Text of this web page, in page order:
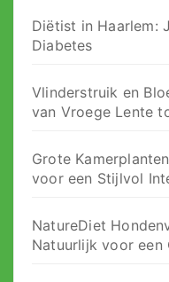
Diëtist in Haarlem:
Diabetes
Vlinderstruik en
van Vroege Lente
Grote
voor een Stijlvol
NatureDiet
Natuurlijk voor een